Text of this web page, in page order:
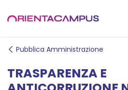
Pubblica Amministrazione
TRASPARENZA E